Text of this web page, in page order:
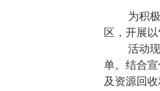
为积极响
区，开展
活动现场
单。结合
及资源回